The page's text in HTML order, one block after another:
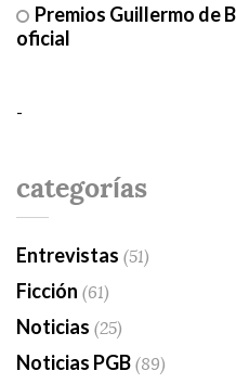
Premios Guillermo de
oficial
-
categorías
Entrevistas (51)
Ficción (61)
Noticias (25)
Noticias PGB(89)